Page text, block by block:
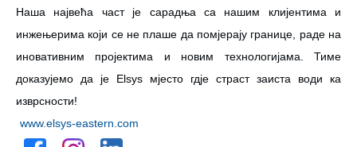
Наша највећа част је сарадња са нашим клијентима и
инжењерима који се не плаше да помјерају границе, раде на
иновативним пројектима и новим технологијама. Тиме
доказујемо да је Еlsys мjесто гдjе страст заиста води ка
изврсности!
www.elsys-eastern.com